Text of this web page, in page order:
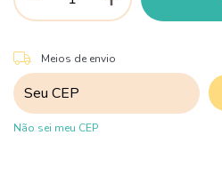
Entregas para o CEP:
Meios de envio
Não sei meu CEP